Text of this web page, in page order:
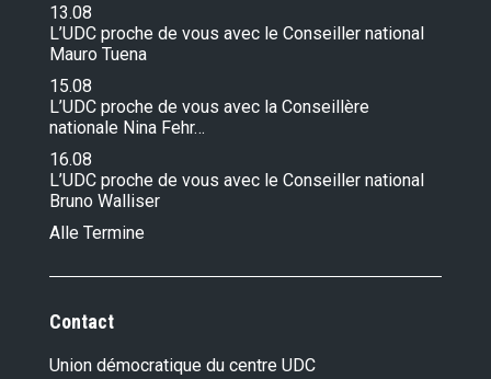
13.08
L’UDC proche de vous avec le Conseiller national
Mauro Tuena
15.08
L’UDC proche de vous avec la Conseillère
nationale Nina Fehr…
16.08
L’UDC proche de vous avec le Conseiller national
Bruno Walliser
Alle Termine
Contact
Union démocratique du centre UDC